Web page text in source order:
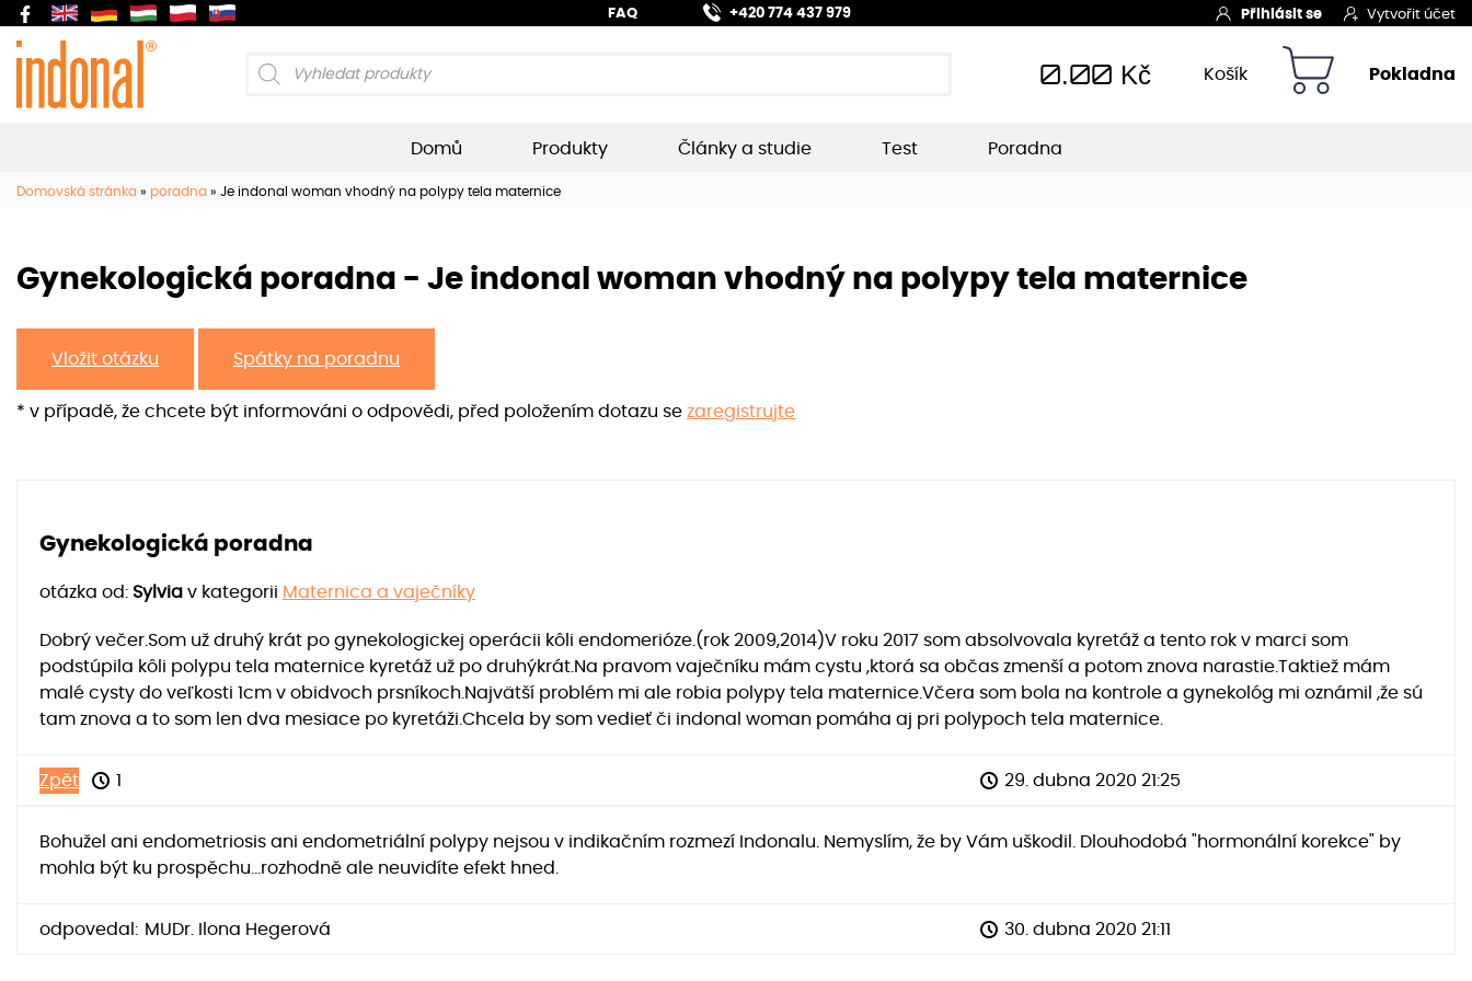
FAQ +420 774 437 979 Přihlásit se Vytvořit účet
Products
0.00 Kč Košík Pokladna
Domů Produkty Články a studie Test Poradna
Domovská stránka » poradna » Je indonal woman vhodný na polypy tela maternice
Gynekologická poradna - Je indonal woman vhodný na polypy tela maternice
Vložit otázku Spátky na poradnu
* v případě, že chcete být informováni o odpovědi, před položením dotazu se zaregistrujte
Gynekologická poradna
otázka od: Sylvia v kategorii Maternica a vaječníky
Dobrý večer.Som už druhý krát po gynekologickej operácii kôli endomerióze.(rok 2009,2014)V roku 2017 som absolvovala kyretáž a tento rok v marci som
podstúpila kôli polypu tela maternice kyretáž už po druhýkrát.Na pravom vaječníku mám cystu ,ktorá sa občas zmenší a potom znova narastie.Taktiež mám
malé cysty do veľkosti 1cm v obidvoch prsníkoch.Najvätší problém mi ale robia polypy tela maternice.Včera som bola na kontrole a gynekológ mi oznámil ,že sú
tam znova a to som len dva mesiace po kyretáži.Chcela by som vedieť či indonal woman pomáha aj pri polypoch tela maternice.
Zpět 1 29. dubna 2020 21:25
Bohužel ani endometriosis ani endometriální polypy nejsou v indikačním rozmezí Indonalu. Nemyslím, že by Vám uškodil. Dlouhodobá "hormonální korekce" by
mohla být ku prospěchu...rozhodně ale neuvidíte efekt hned.
odpovedal: MUDr. Ilona Hegerová 30. dubna 2020 21:11